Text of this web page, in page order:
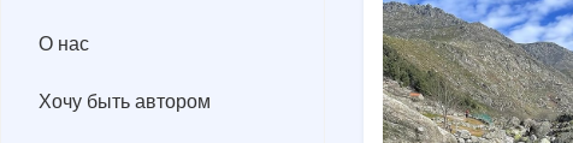
О нас
Хочу быть автором